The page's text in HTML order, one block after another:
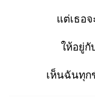
แต่เธอจ
ให้อยู่กั
เห็นฉันทุก